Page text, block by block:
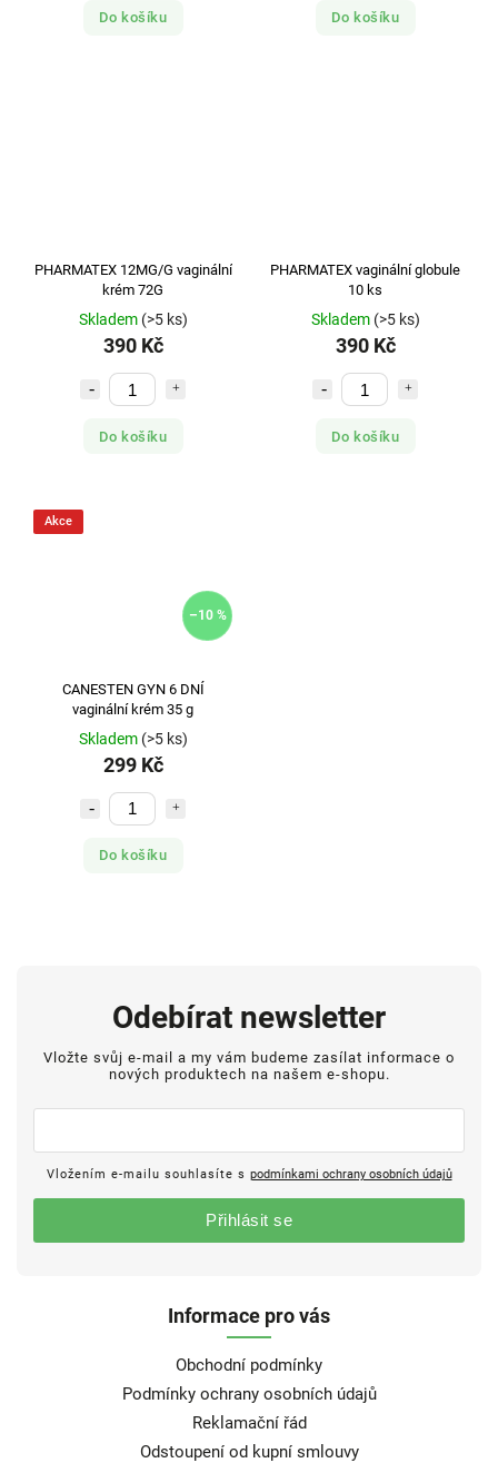
Do košíku Do košíku
PHARMATEX 12MG/G vaginální
krém 72G
Skladem (>5 ks)
390 Kč
Do košíku
PHARMATEX vaginální globule
10 ks
Skladem (>5 ks)
390 Kč
Do košíku
Akce
–10 %
CANESTEN GYN 6 DNÍ
vaginální krém 35 g
Skladem (>5 ks)
299 Kč
Do košíku
Informace pro vás
Obchodní podmínky
Podmínky ochrany osobních údajů
Reklamační řád
Odstoupení od kupní smlouvy
Odebírat newsletter
Vložte svůj e-mail a my vám budeme zasílat informace o
nových produktech na našem e-shopu.
Vložením e-mailu souhlasíte s podmínkami ochrany osobních údajů
Přihlásit se